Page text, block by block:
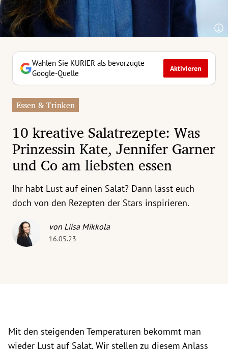
Untermenü
Untermenü
Untermenü
Untermenü
Untermenü
Untermenü
Untermenü
Untermenü
Wählen Sie KURIER als bevorzugte
Google-Quelle
Aktivieren
Essen & Trinken
10 kreative Salatrezepte: Was
Prinzessin Kate, Jennifer Garner
und Co am liebsten essen
Ihr habt Lust auf einen Salat? Dann lässt euch
doch von den Rezepten der Stars inspirieren.
von Liisa Mikkola
16.05.23
Mit den steigenden Temperaturen bekommt man
wieder Lust auf Salat. Wir stellen zu diesem Anlass